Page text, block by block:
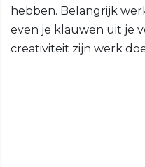
hebben. Belangrijk
even je klauwen uit je
creativiteit zijn werk